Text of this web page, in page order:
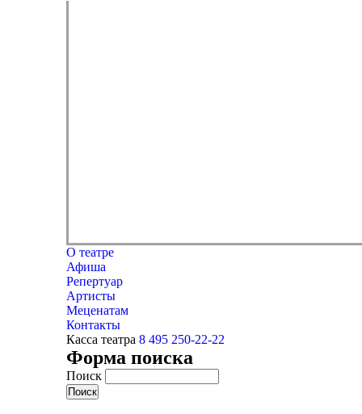
О театре
Афиша
Репертуар
Артисты
Меценатам
Контакты
Касса театра 8 495 250-22-22
Форма поиска
Поиск